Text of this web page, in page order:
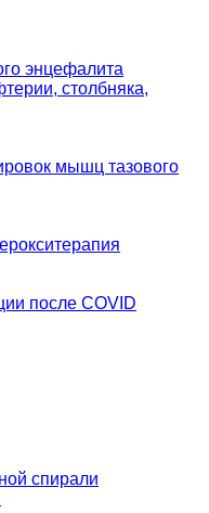
энцефалита
столбняка,
мышц тазового
после СOVID
спирали